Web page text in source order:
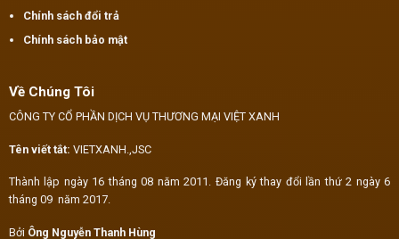
Chính sách đổi trả
Chính sách bảo mật
Về Chúng Tôi
CÔNG TY CỔ PHẦN DỊCH VỤ THƯƠNG MẠI VIỆT XANH
Tên viết tắt: VIETXANH.,JSC
Thành lập ngày 16 tháng 08 năm 2011. Đăng ký thay đổi lần thứ 2 ngày 6
tháng 09 năm 2017.
Bởi Ông Nguyễn Thanh Hùng